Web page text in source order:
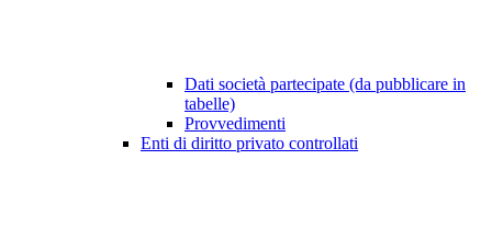
Dati società partecipate (da pubblicare in
tabelle)
Provvedimenti
Enti di diritto privato controllati